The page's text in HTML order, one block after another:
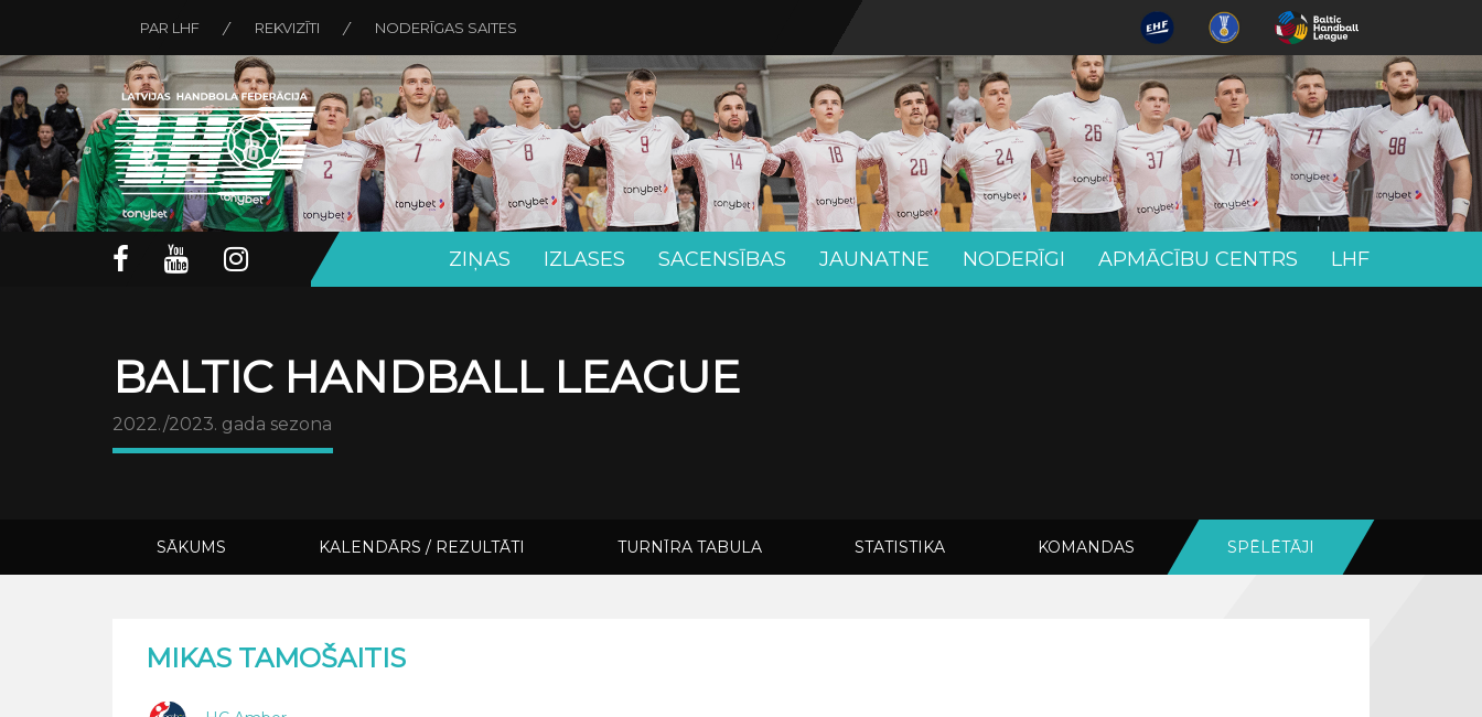
PAR LHF REKVIZĪTI NODERĪGAS SAITES
ZIŅAS IZLASES SACENSĪBAS JAUNATNE NODERĪGI APMĀCĪBU CENTRS LHF
BALTIC HANDBALL LEAGUE
2022./2023. gada sezona
SĀKUMS KALENDĀRS / REZULTĀTI TURNĪRA TABULA STATISTIKA KOMANDAS SPĒLĒTĀJI
MIKAS TAMOŠAITIS